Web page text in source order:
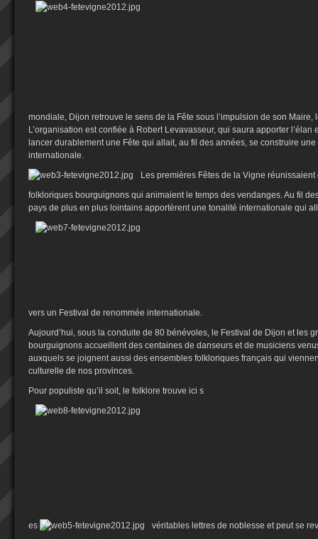
mondiale, Dijon retrouve le sens de la Fête sous l’impulsion de son Maire,
L’organisation est confiée à Robert Levavasseur, qui saura apporter
lancer durablement une Fête qui allait, au fil des années, se construire
internationale.
Les premières Fêtes de la Vigne
folkloriques bourguignons qui animaient le temps des vendanges. Au fil
pays de plus en plus lointains apportèrent une tonalité internationale qui
vers un Festival de renommée internationale.
Aujourd’hui, sous la conduite de 80 bénévoles, le Festival de Dijon et les
bourguignons accueillent des centaines de danseurs et de musiciens
auxquels se joignent aussi des ensembles folkloriques français qui
culturelle de nos provinces.
Pour populiste qu’il soit, le folklore trouve ici s
es
véritables lettres de noblesse et peut se